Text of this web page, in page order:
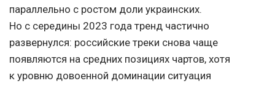
параллельно с ростом доли украинских.
Но с середины 2023 года тренд частично
развернулся: российские треки снова чаще
появляются на средних позициях чартов, хотя
к уровню довоенной доминации ситуация